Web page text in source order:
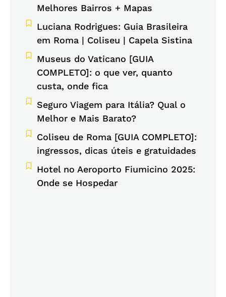
Melhores Bairros + Mapas
Luciana Rodrigues: Guia Brasileira
em Roma | Coliseu | Capela Sistina
Museus do Vaticano [GUIA
COMPLETO]: o que ver, quanto
custa, onde fica
Seguro Viagem para Itália? Qual o
Melhor e Mais Barato?
Coliseu de Roma [GUIA COMPLETO]:
ingressos, dicas úteis e gratuidades
Hotel no Aeroporto Fiumicino 2025:
Onde se Hospedar